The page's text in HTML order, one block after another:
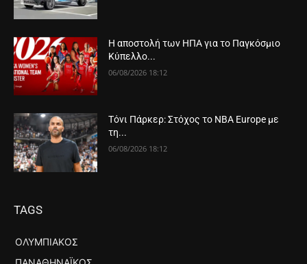
Η αποστολή των ΗΠΑ για το Παγκόσμιο
Κύπελλο...
06/08/2026 18:12
Τόνι Πάρκερ: Στόχος το NBA Europe με
τη...
06/08/2026 18:12
TAGS
ΟΛΥΜΠΙΑΚΌΣ